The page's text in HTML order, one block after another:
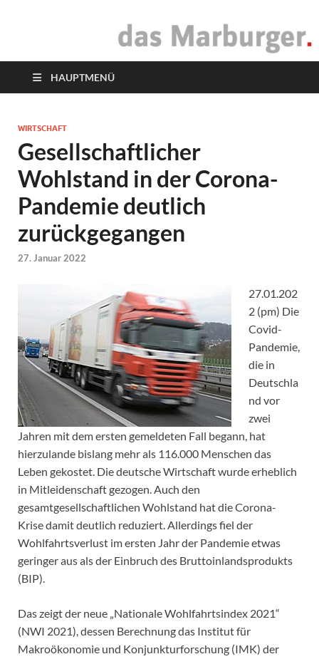
das Marburger.
HAUPTMENÜ
WIRTSCHAFT
Gesellschaftlicher
Wohlstand in der Corona-
Pandemie deutlich
zurückgegangen
27. Januar 2022
27.01.202
2 (pm) Die
Covid-
Pandemie,
die in
Deutschla
nd vor
zwei
Jahren mit dem ersten gemeldeten Fall begann, hat
hierzulande bislang mehr als 116.000 Menschen das
Leben gekostet. Die deutsche Wirtschaft wurde erheblich
in Mitleidenschaft gezogen. Auch den
gesamtgesellschaftlichen Wohlstand hat die Corona-
Krise damit deutlich reduziert. Allerdings fiel der
Wohlfahrtsverlust im ersten Jahr der Pandemie etwas
geringer aus als der Einbruch des Bruttoinlandsprodukts
(BIP).
Das zeigt der neue „Nationale Wohlfahrtsindex 2021“
(NWI 2021), dessen Berechnung das Institut für
Makroökonomie und Konjunkturforschung (IMK) der